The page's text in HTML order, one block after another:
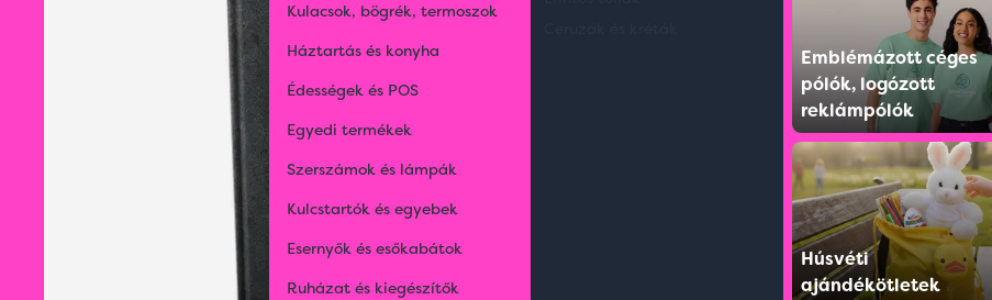
Kulacsok, bögrék, termoszok
Háztartás és konyha
Édességek és POS
Egyedi termékek
Szerszámok és lámpák
Kulcstartók és egyebek
Esernyők és esőkabátok
Ruházat és kiegészítők
Emblémázott céges
pólók, logózott
reklámpólók
Húsvéti
ajándékötletek